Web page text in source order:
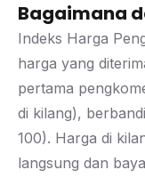
Bagaimana
Indeks Harga
harga yang
pertama
di kilang),
100). Harga di
langsung dan